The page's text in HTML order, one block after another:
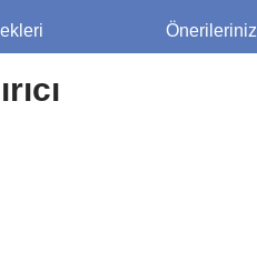
Önerileriniz